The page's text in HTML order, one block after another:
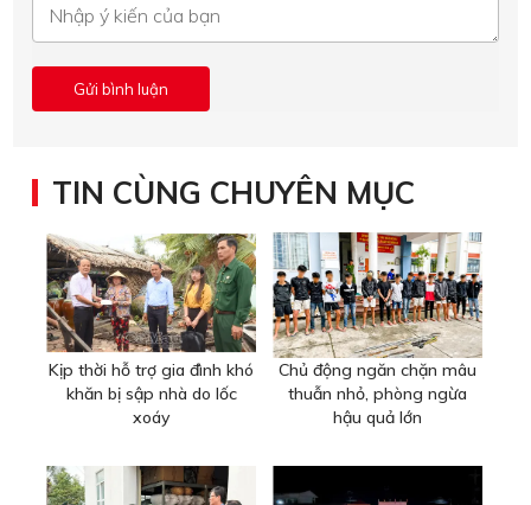
TIN CÙNG CHUYÊN MỤC
Kịp thời hỗ trợ gia đình khó
khăn bị sập nhà do lốc
xoáy
Chủ động ngăn chặn mâu
thuẫn nhỏ, phòng ngừa
hậu quả lớn